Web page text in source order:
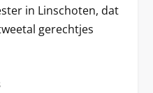
in Linschoten, dat
gerechtjes